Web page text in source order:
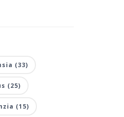
(33)
(25)
(15)